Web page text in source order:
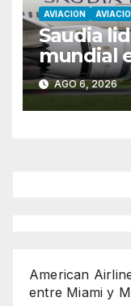
AVIACION
Saudia
mundial
Cirium
AGO 6, 2026
American
entre Miami y